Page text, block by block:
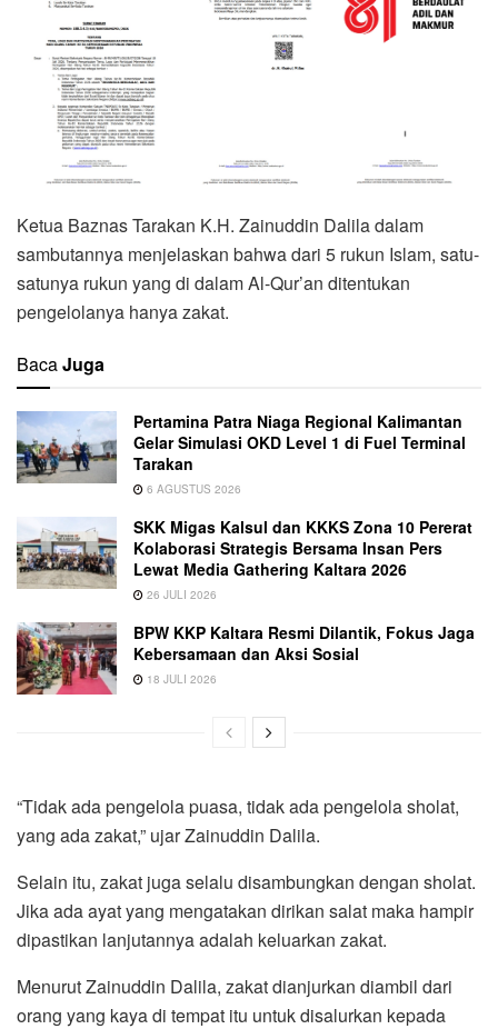
Ketua Baznas Tarakan K.H. Zainuddin Dalila dalam
sambutannya menjelaskan bahwa dari 5 rukun Islam, satu-
satunya rukun yang di dalam Al-Qur’an ditentukan
pengelolanya hanya zakat.
BacaJuga
Pertamina Patra Niaga Regional Kalimantan
Gelar Simulasi OKD Level 1 di Fuel Terminal
Tarakan
6 AGUSTUS 2026
SKK Migas Kalsul dan KKKS Zona 10 Pererat
Kolaborasi Strategis Bersama Insan Pers
Lewat Media Gathering Kaltara 2026
26 JULI 2026
BPW KKP Kaltara Resmi Dilantik, Fokus Jaga
Kebersamaan dan Aksi Sosial
18 JULI 2026
“Tidak ada pengelola puasa, tidak ada pengelola sholat,
yang ada zakat,” ujar Zainuddin Dalila.
Selain itu, zakat juga selalu disambungkan dengan sholat.
Jika ada ayat yang mengatakan dirikan salat maka hampir
dipastikan lanjutannya adalah keluarkan zakat.
Menurut Zainuddin Dalila, zakat dianjurkan diambil dari
orang yang kaya di tempat itu untuk disalurkan kepada